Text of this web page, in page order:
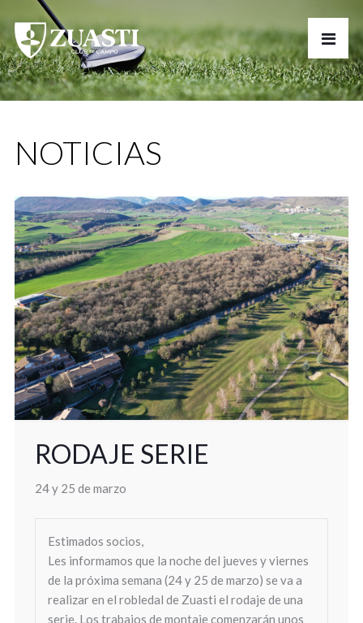
NOTICIAS
RODAJE SERIE
24 y 25 de marzo
Estimados socios,
Les informamos que la noche del jueves y viernes
de la próxima semana (24 y 25 de marzo) se va a
realizar en el robledal de Zuasti el rodaje de una
serie. Los trabajos de montaje comenzarán unos